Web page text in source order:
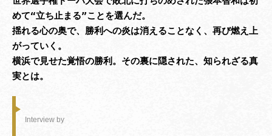
めて“立ち止まる”ことを選んだ。
揺れる心の奥で、勝利への炎は消えることなく、再び燃え上
がっていく。
横浜で見せた覚悟の勝利。その裏に隠された、知られざる真
実とは。
Interview by